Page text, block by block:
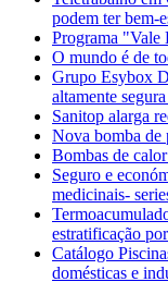
podem ter bem-
Programa "Vale
O mundo é de
Grupo Esybox
altamente
Sanitop alarga
Nova bomba de
Bombas de
Seguro e
medicinais-
estratificação
Catálogo
domésticas e